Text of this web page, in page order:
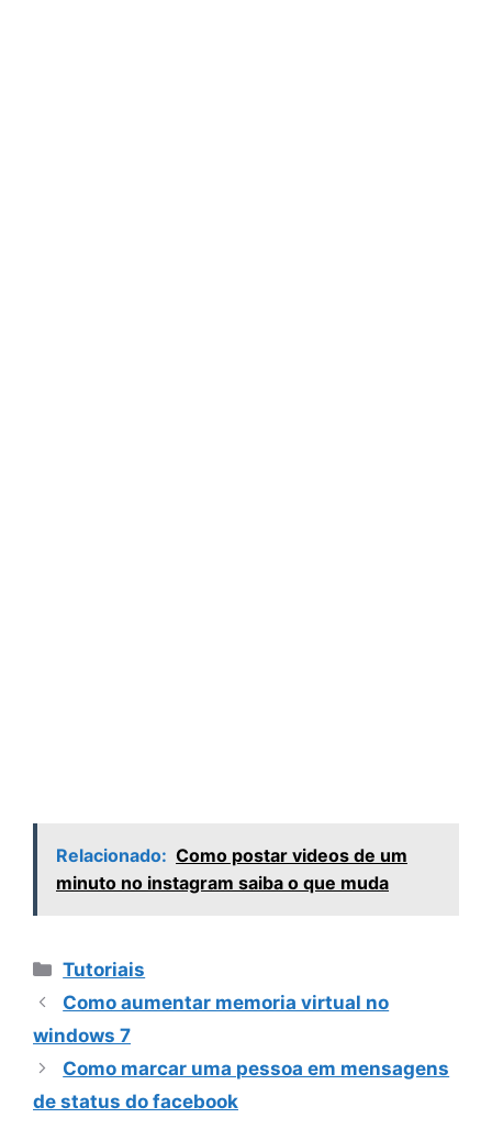
Relacionado: Como postar videos de um
minuto no instagram saiba o que muda
Categorias
Tutoriais
Como aumentar memoria virtual no
windows 7
Como marcar uma pessoa em mensagens
de status do facebook